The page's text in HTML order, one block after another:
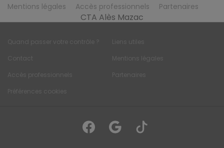
Mentions légales
Accès professionnels Partenaires
CTA Alès Mazac
Quand passer votre contrôle ?
Liens utiles
Contact
Mentions légales
Accès professionnels
Partenaires
Préférences cookies